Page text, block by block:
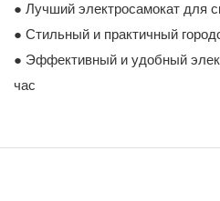
● Лучший электросамокат для
● Стильный и практичный
● Эффективный и удобный
час